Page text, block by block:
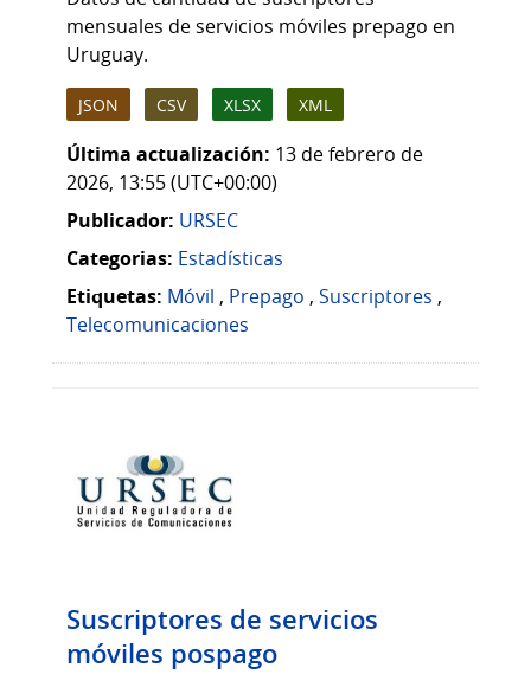
mensuales de servicios móviles prepago en
Uruguay.
JSON CSV XLSX XML
Última actualización: 13 de febrero de
2026, 13:55 (UTC+00:00)
Publicador: URSEC
Categorias: Estadísticas
Etiquetas: Móvil , Prepago , Suscriptores ,
Telecomunicaciones
Suscriptores de servicios
móviles pospago